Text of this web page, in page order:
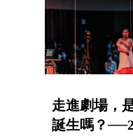
走進劇場，
誕生嗎？